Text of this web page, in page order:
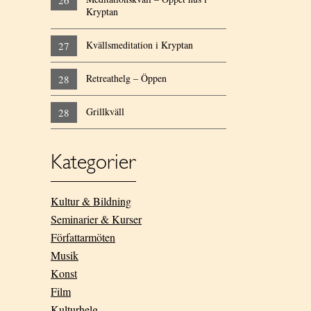
Kryptan
27 Kvällsmeditation i Kryptan
28 Retreathelg – Öppen
28 Grillkväll
Kategorier
Kultur & Bildning
Seminarier & Kurser
Författarmöten
Musik
Konst
Film